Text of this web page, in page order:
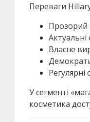
Переваги
Прозорий
Власне
У сегменті
косметика